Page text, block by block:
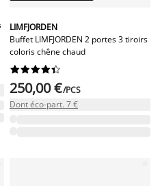
LIMFJORDEN
Buffet LIMFJORDEN 2 portes 3 tiroirs
coloris chêne chaud






250,00 €/PCS
Dont éco-part. 7 €